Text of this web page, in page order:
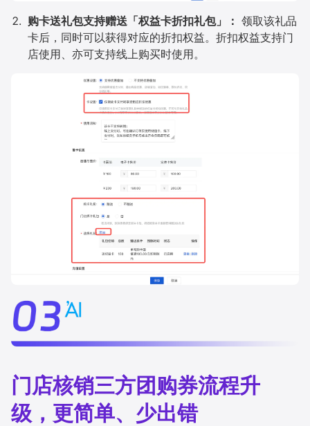
购卡送礼包支持赠送「权益卡折扣礼包」： 领取该礼品
卡后，同时可以获得对应的折扣权益。折扣权益支持门
店使用、亦可支持线上购买时使用。
门店核销三方团购券流程升
级，更简单、少出错